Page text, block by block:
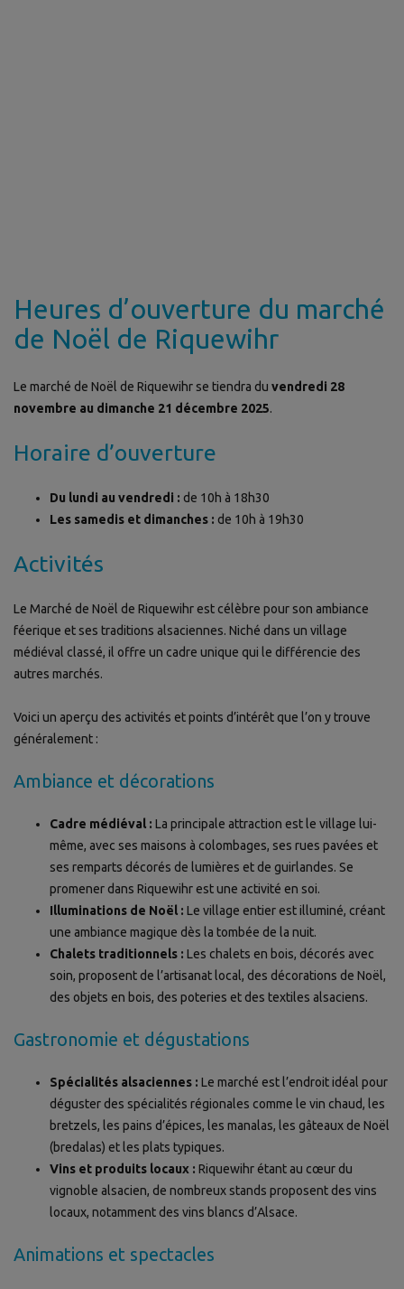
Heures d’ouverture du marché
de Noël de Riquewihr
Le marché de Noël de Riquewihr se tiendra du vendredi 28
novembre au dimanche 21 décembre 2025.
Horaire d’ouverture
Du lundi au vendredi : de 10h à 18h30
Les samedis et dimanches : de 10h à 19h30
Activités
Le Marché de Noël de Riquewihr est célèbre pour son ambiance
féerique et ses traditions alsaciennes. Niché dans un village
médiéval classé, il offre un cadre unique qui le différencie des
autres marchés.
Voici un aperçu des activités et points d’intérêt que l’on y trouve
généralement :
Ambiance et décorations
Cadre médiéval : La principale attraction est le village lui-
même, avec ses maisons à colombages, ses rues pavées et
ses remparts décorés de lumières et de guirlandes. Se
promener dans Riquewihr est une activité en soi.
Illuminations de Noël : Le village entier est illuminé, créant
une ambiance magique dès la tombée de la nuit.
Chalets traditionnels : Les chalets en bois, décorés avec
soin, proposent de l’artisanat local, des décorations de Noël,
des objets en bois, des poteries et des textiles alsaciens.
Gastronomie et dégustations
Spécialités alsaciennes : Le marché est l’endroit idéal pour
déguster des spécialités régionales comme le vin chaud, les
bretzels, les pains d’épices, les manalas, les gâteaux de Noël
(bredalas) et les plats typiques.
Vins et produits locaux : Riquewihr étant au cœur du
vignoble alsacien, de nombreux stands proposent des vins
locaux, notamment des vins blancs d’Alsace.
Animations et spectacles